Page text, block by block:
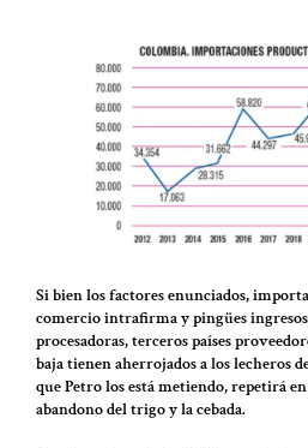
Si bien los factores enunciados,
comercio intrafirma y pingües ingresos
procesadoras, terceros países
baja tienen aherrojados a los lecheros
que Petro los está metiendo, repetirá
abandono del trigo y la cebada.